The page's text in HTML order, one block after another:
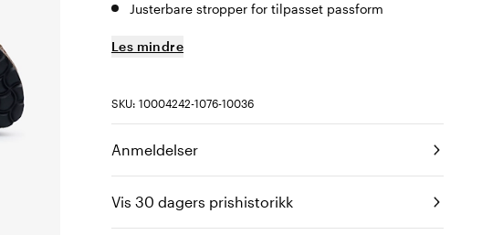
Justerbare stropper for tilpasset passform
Les mindre
SKU: 10004242-1076-10036
Anmeldelser
Vis 30 dagers prishistorikk